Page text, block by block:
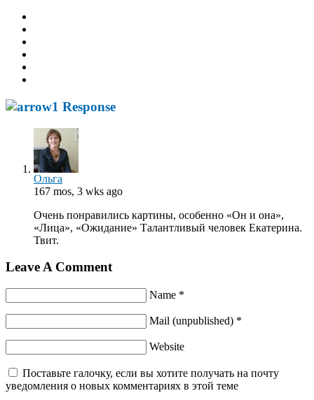
1 Response
Ольга
167 mos, 3 wks ago
Очень понравились картины, особенно «Он и она»,
«Лица», «Ожидание» Талантливый человек Екатерина.
Твит.
Leave A Comment
Name *
Mail (unpublished) *
Website
Поставьте галочку, если вы хотите получать на почту
уведомления о новых комментариях в этой теме